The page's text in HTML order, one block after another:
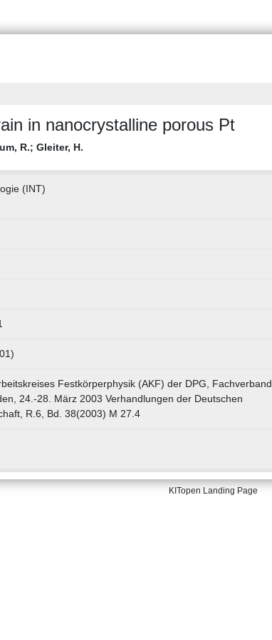
in nanocrystalline porous Pt
R.; Gleiter, H.
(INT)
Festkörperphysik (AKF) der DPG, Fachverband
24.-28. März 2003 Verhandlungen der Deutschen
R.6, Bd. 38(2003) M 27.4
KITopen Landing Page